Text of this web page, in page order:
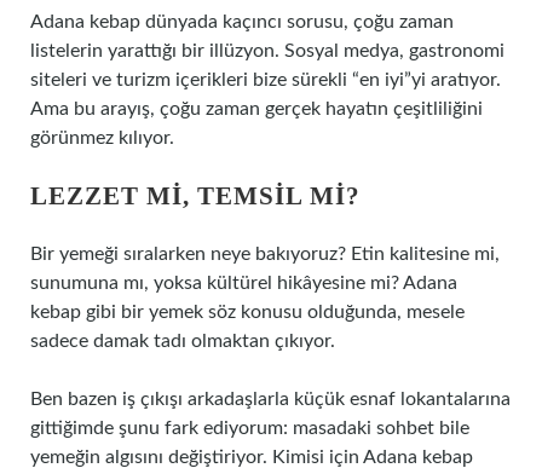
Adana kebap dünyada kaçıncı sorusu, çoğu zaman
listelerin yarattığı bir illüzyon. Sosyal medya, gastronomi
siteleri ve turizm içerikleri bize sürekli “en iyi”yi aratıyor.
Ama bu arayış, çoğu zaman gerçek hayatın çeşitliliğini
görünmez kılıyor.
LEZZET MI, TEMSIL MI?
Bir yemeği sıralarken neye bakıyoruz? Etin kalitesine mi,
sunumuna mı, yoksa kültürel hikâyesine mi? Adana
kebap gibi bir yemek söz konusu olduğunda, mesele
sadece damak tadı olmaktan çıkıyor.
Ben bazen iş çıkışı arkadaşlarla küçük esnaf lokantalarına
gittiğimde şunu fark ediyorum: masadaki sohbet bile
yemeğin algısını değiştiriyor. Kimisi için Adana kebap